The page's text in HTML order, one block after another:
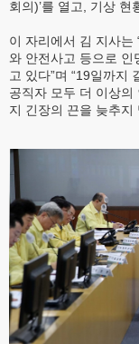
회의)’를 열고, 기상 현
이 자리에서 김 지사는
와 안전사고 등으로 인
고 있다”며 “19일까지
공직자 모두 더 이상
지 긴장의 끈을 늦추지